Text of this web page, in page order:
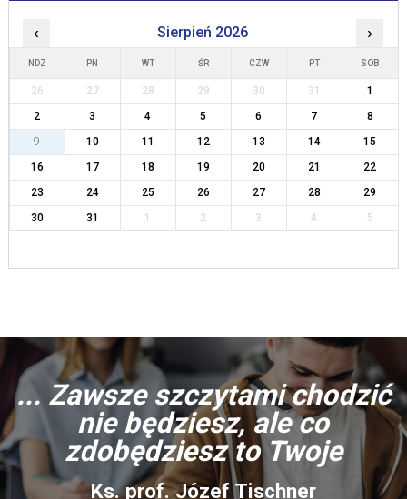
‹ Sierpień 2026 ›
NDZ PN WT ŚR CZW PT SOB
26 27 28 29 30 31
1
2
3 4 5 6 7
8
9
10 11 12 13 14
15
16
17 18 19 20 21
22
23
24 25 26 27 28
29
30
31 1 2 3 4 5
... Zawsze szczytami chodzić
nie będziesz, ale co
zdobędziesz to Twoje
Ks. prof. Józef Tischner